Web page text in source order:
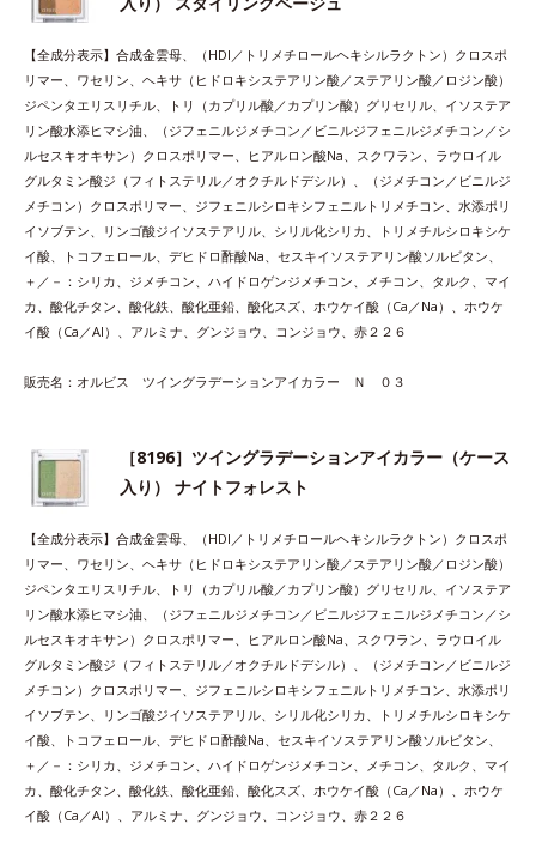
【全成分表示】合成金雲母、（HDI／トリメチロールヘキシルラクトン）クロスポ
リマー、ワセリン、ヘキサ（ヒドロキシステアリン酸／ステアリン酸／ロジン酸）
ジペンタエリスリチル、トリ（カプリル酸／カプリン酸）グリセリル、イソステア
リン酸水添ヒマシ油、（ジフェニルジメチコン／ビニルジフェニルジメチコン／シ
ルセスキオキサン）クロスポリマー、ヒアルロン酸Na、スクワラン、ラウロイル
グルタミン酸ジ（フィトステリル／オクチルドデシル）、（ジメチコン／ビニルジ
メチコン）クロスポリマー、ジフェニルシロキシフェニルトリメチコン、水添ポリ
イソブテン、リンゴ酸ジイソステアリル、シリル化シリカ、トリメチルシロキシケ
イ酸、トコフェロール、デヒドロ酢酸Na、セスキイソステアリン酸ソルビタン、
＋／－：シリカ、ジメチコン、ハイドロゲンジメチコン、メチコン、タルク、マイ
カ、酸化チタン、酸化鉄、酸化亜鉛、酸化スズ、ホウケイ酸（Ca／Na）、ホウケ
イ酸（Ca／Al）、アルミナ、グンジョウ、コンジョウ、赤２２６
販売名：オルビス ツイングラデーションアイカラー Ｎ ０３
［8196］ツイングラデーションアイカラー（ケース
入り） ナイトフォレスト
【全成分表示】合成金雲母、（HDI／トリメチロールヘキシルラクトン）クロスポ
リマー、ワセリン、ヘキサ（ヒドロキシステアリン酸／ステアリン酸／ロジン酸）
ジペンタエリスリチル、トリ（カプリル酸／カプリン酸）グリセリル、イソステア
リン酸水添ヒマシ油、（ジフェニルジメチコン／ビニルジフェニルジメチコン／シ
ルセスキオキサン）クロスポリマー、ヒアルロン酸Na、スクワラン、ラウロイル
グルタミン酸ジ（フィトステリル／オクチルドデシル）、（ジメチコン／ビニルジ
メチコン）クロスポリマー、ジフェニルシロキシフェニルトリメチコン、水添ポリ
イソブテン、リンゴ酸ジイソステアリル、シリル化シリカ、トリメチルシロキシケ
イ酸、トコフェロール、デヒドロ酢酸Na、セスキイソステアリン酸ソルビタン、
＋／－：シリカ、ジメチコン、ハイドロゲンジメチコン、メチコン、タルク、マイ
カ、酸化チタン、酸化鉄、酸化亜鉛、酸化スズ、ホウケイ酸（Ca／Na）、ホウケ
イ酸（Ca／Al）、アルミナ、グンジョウ、コンジョウ、赤２２６